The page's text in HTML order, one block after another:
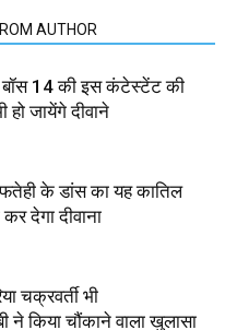
AUTHOR
14 की इस कंटेस्टेंट की
जायेंगे दीवाने
फतेही के डांस का यह कातिल
देगा दीवाना
चक्रवर्ती भी
ने किया चौंकाने वाला खुलासा